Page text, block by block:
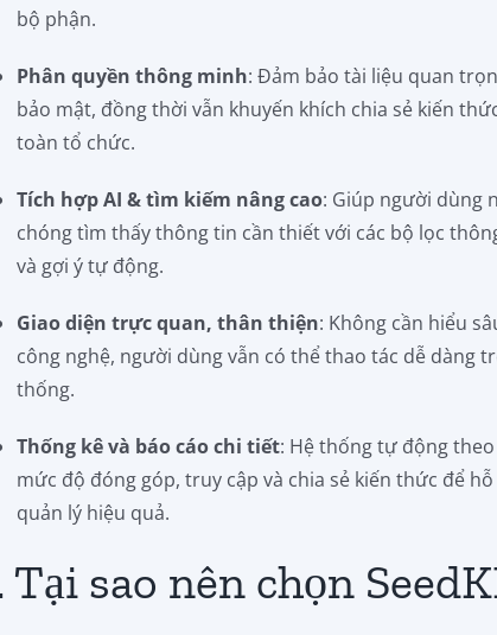
bộ phận.
Phân quyền thông minh: Đảm bảo tài liệu quan
bảo mật, đồng thời vẫn khuyến khích chia sẻ kiến
toàn tổ chức.
Tích hợp AI & tìm kiếm nâng cao: Giúp người dùng
chóng tìm thấy thông tin cần thiết với các bộ lọc
và gợi ý tự động.
Giao diện trực quan, thân thiện: Không cần hiểu
công nghệ, người dùng vẫn có thể thao tác dễ dàng
thống.
Thống kê và báo cáo chi tiết: Hệ thống tự động
mức độ đóng góp, truy cập và chia sẻ kiến thức để
quản lý hiệu quả.
Tại sao nên chọn